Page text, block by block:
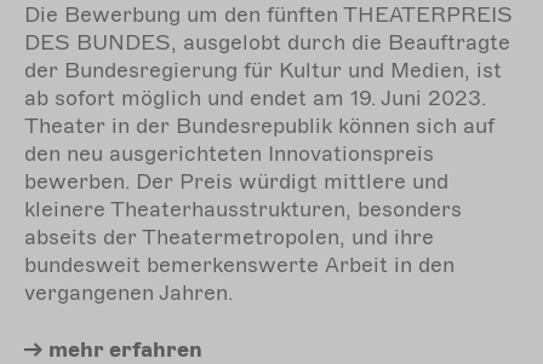
Die Bewerbung um den fünften THEATERPREIS
DES BUNDES, ausgelobt durch die Beauftragte
der Bundesregierung für Kultur und Medien, ist
ab sofort möglich und endet am 19. Juni 2023.
Theater in der Bundesrepublik können sich auf
den neu ausgerichteten Innovationspreis
bewerben. Der Preis würdigt mittlere und
kleinere Theaterhausstrukturen, besonders
abseits der Theatermetropolen, und ihre
bundesweit bemerkenswerte Arbeit in den
vergangenen Jahren.
mehr erfahren